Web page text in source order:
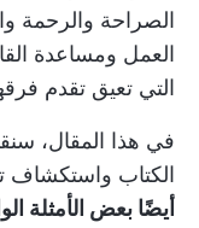
الصراحة والرحمة
العمل ومساعدة
التي تعيق تقدم
في هذا المقال،
الكتاب واستكشاف
أيضًا بعض الأمثلة